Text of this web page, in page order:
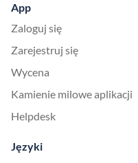
App
Zaloguj się
Zarejestruj się
Wycena
Kamienie milowe aplikacji
Helpdesk
Języki